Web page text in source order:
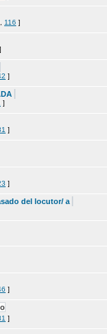
116 ]
]
]
]
]
]
del locutor/ a
]
]